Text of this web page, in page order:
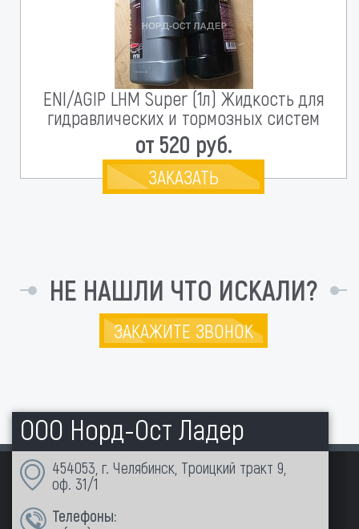
ENI/AGIP LHM Super (1л) Жидкость для
гидравлических и тормозных систем
от 520 руб.
ЗАКАЗАТЬ
НЕ НАШЛИ ЧТО ИСКАЛИ?
ЗАКАЖИТЕ ЗВОНОК
ООО Норд-Ост Ладер
454053, г. Челябинск, Троицкий тракт 9,
оф. 31/1
Телефоны: